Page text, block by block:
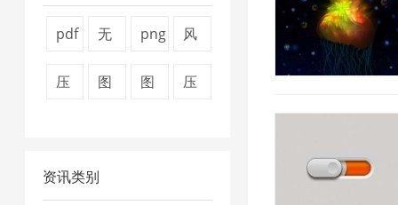
pdf
法
无
1
png
风
压
片
图
缩
图
压
资讯类别